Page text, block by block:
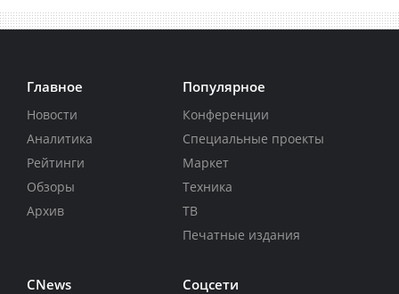
Главное
Новости
Аналитика
Рейтинги
Обзоры
Архив
Популярное
Конференции
Специальные проекты
Маркет
Техника
ТВ
Печатные издания
CNews Соцсети